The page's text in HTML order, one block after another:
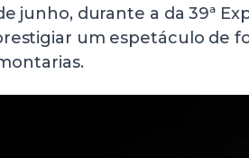
junho, durante a da 39ª
um espetáculo de